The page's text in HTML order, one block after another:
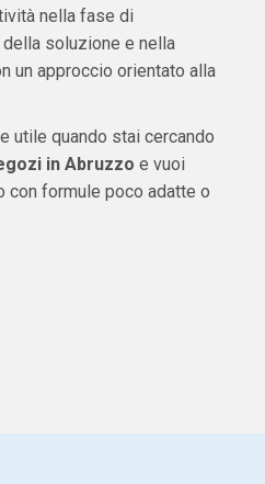
nella fase di
soluzione e nella
un approccio orientato alla
utile quando stai cercando
in Abruzzo e vuoi
con formule poco adatte o